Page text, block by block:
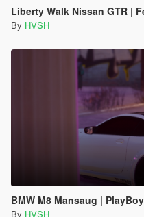
Liberty Walk Nissan GTR |
By HVSH
BMW M8 Mansaug |
By HVSH